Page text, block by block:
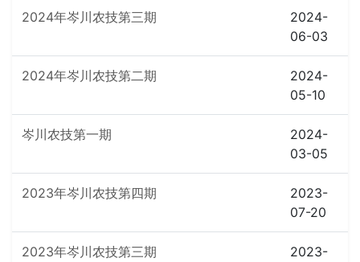
2024年岑川农技第三期
2024-
06-03
2024年岑川农技第二期
2024-
05-10
岑川农技第一期
2024-
03-05
2023年岑川农技第四期
2023-
07-20
2023年岑川农技第三期
2023-